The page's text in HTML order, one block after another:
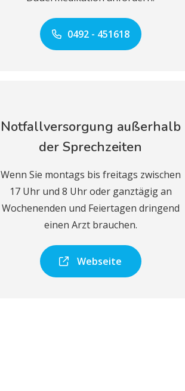
0492 - 451618
Notfallversorgung außerhalb
der Sprechzeiten
Wenn Sie montags bis freitags zwischen
17 Uhr und 8 Uhr oder ganztägig an
Wochenenden und Feiertagen dringend
einen Arzt brauchen.
Webseite